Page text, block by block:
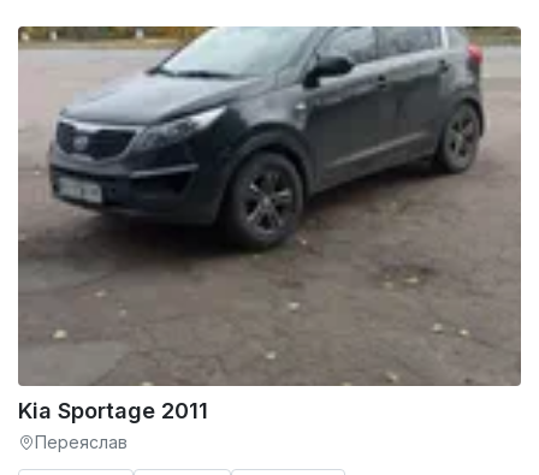
Kia Sportage 2011
Переяслав